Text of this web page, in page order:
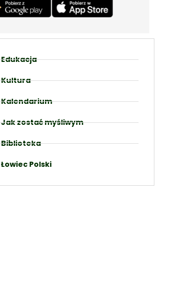
Edukacja
Kultura
Kalendarium
Jak zostać myśliwym
Biblioteka
Łowiec Polski